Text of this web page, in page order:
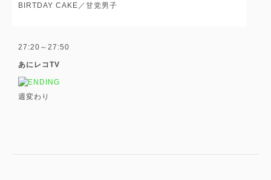
BIRTDAY CAKE／甘党男子
27:20～27:50
あにレコTV
週変わり